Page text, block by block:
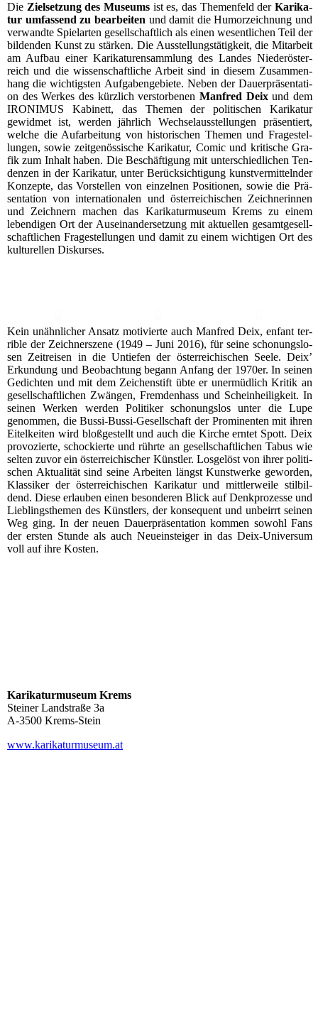
Die Ziel­set­zung des Muse­ums ist es, das The­men­feld derKari­ka­
tur umfas­send zu bear­bei­ten und damit die Humor­zeich­nung und
ver­wand­te Spiel­ar­ten gesell­schaft­lich als einen wesent­li­chen Teil der
bil­den­den Kunst zu stär­ken. Die Aus­stel­lungs­tä­tig­keit, die Mit­ar­beit
am Auf­bau einer Kari­ka­tu­ren­samm­lung des Lan­des Nie­der­ös­ter­
reich und die wis­sen­schaft­li­che Arbeit sind in die­sem Zusam­men­
hang die wich­tigs­ten Auf­ga­ben­ge­bie­te. Neben der Dau­er­prä­sen­ta­ti­
on des Wer­kes des kürz­lich ver­stor­be­nen Man­fred Deixund dem
IRONIMUS Kabi­nett, das The­men der poli­ti­schen Kari­ka­tur
gewid­met ist, wer­den jähr­lich Wech­sel­aus­stel­lun­gen prä­sen­tiert,
wel­che die Auf­ar­bei­tung von his­to­ri­schen The­men und Fra­ge­stel­
lun­gen, sowie zeit­ge­nös­si­sche Kari­ka­tur, Comic und kri­ti­sche Gra­
fik zum Inhalt haben. Die Beschäf­ti­gung mit unter­schied­li­chen Ten­
den­zen in der Kari­ka­tur, unter Berück­sich­ti­gung kunst­ver­mit­teln­der
Kon­zep­te, das Vor­stel­len von ein­zel­nen Posi­tio­nen, sowie die Prä­
sen­ta­ti­on von inter­na­tio­na­len und öster­rei­chi­schen Zeich­ne­rin­nen
und Zeich­nern machen das Kari­ka­tur­mu­se­um Krems zu einem
leben­di­gen Ort der Aus­ein­an­der­set­zung mit aktu­el­len gesamt­ge­sell­
schaft­li­chen Fra­ge­stel­lun­gen und damit zu einem wich­ti­gen Ort des
kul­tu­rel­len Diskurses.
Kein unähn­li­cher Ansatz moti­vier­te auch Man­fred Deix, enfant ter­
ri­ble der Zeich­ner­sze­ne (1949 – Juni 2016), für sei­ne scho­nungs­lo­
sen Zeit­rei­sen in die Untie­fen der öster­rei­chi­schen See­le. Deix’
Erkun­dung und Beob­ach­tung begann Anfang der 1970er. In sei­nen
Gedich­ten und mit dem Zei­chen­stift übte er uner­müd­lich Kri­tik an
gesell­schaft­li­chen Zwän­gen, Frem­den­hass und Schein­hei­lig­keit. In
sei­nen Wer­ken wer­den Poli­ti­ker scho­nungs­los unter die Lupe
genom­men, die Bus­si-Bus­si-Gesell­schaft der Pro­mi­nen­ten mit ihren
Eitel­kei­ten wird bloß­ge­stellt und auch die Kir­che ern­tet Spott. Deix
pro­vo­zier­te, scho­ckier­te und rühr­te an gesell­schaft­li­chen Tabus wie
sel­ten zuvor ein öster­rei­chi­scher Künst­ler. Los­ge­löst von ihrer poli­ti­
schen Aktua­li­tät sind sei­ne Arbei­ten längst Kunst­wer­ke gewor­den,
Klas­si­ker der öster­rei­chi­schen Kari­ka­tur und mitt­ler­wei­le stil­bil­
dend. Die­se erlau­ben einen beson­de­ren Blick auf Denk­pro­zes­se und
Lieb­lings­the­men des Künst­lers, der kon­se­quent und unbe­irrt sei­nen
Weg ging. In der neu­en Dau­er­prä­sen­ta­ti­on kom­men sowohl Fans
der ers­ten Stun­de als auch Neu­ein­stei­ger in das Deix-Uni­ver­sum
voll auf ihre Kosten.
Kari­ka­tur­mu­se­um Krems
Stei­ner Land­stra­ße 3a
A‑3500 Krems-Stein
www.karikaturmuseum.at